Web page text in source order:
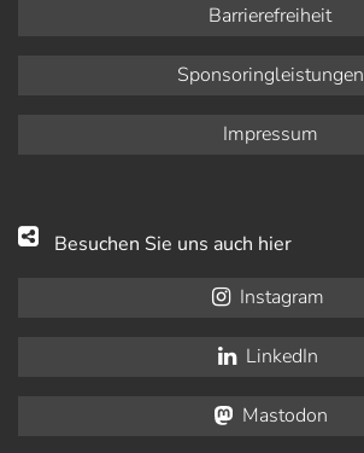
Barrierefreiheit
Sponsoringleistungen
Impressum
Besuchen Sie uns auch hier
Instagram
LinkedIn
Mastodon